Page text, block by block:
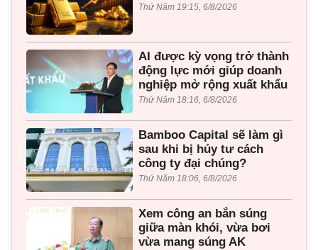
Thứ Năm 19:15, 6/8/2026
AI được kỳ vọng trở thành
động lực mới giúp doanh
nghiệp mở rộng xuất khẩu
Thứ Năm 18:16, 6/8/2026
Bamboo Capital sẽ làm gì
sau khi bị hủy tư cách
công ty đại chúng?
Thứ Năm 18:06, 6/8/2026
Xem công an bắn súng
giữa màn khói, vừa bơi
vừa mang súng AK